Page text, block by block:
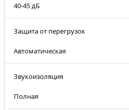
40-45 дБ
Защита от перегрузок
Автоматическая
Звукоизоляция
Полная